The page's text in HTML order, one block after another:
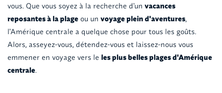
vous. Que vous soyez à la recherche d'un vacances
reposantes à la plageou un voyage plein d'aventures,
l'Amérique centrale a quelque chose pour tous les goûts.
Alors, asseyez-vous, détendez-vous et laissez-nous vous
emmener en voyage vers le les plus belles plages d'Amérique
centrale.